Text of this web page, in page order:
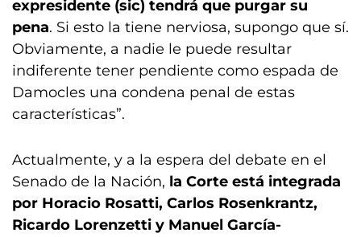
expresidente (sic) tendrá que purgar su
pena. Si esto la tiene nerviosa, supongo que sí.
Obviamente, a nadie le puede resultar
indiferente tener pendiente como espada de
Damocles una condena penal de estas
características”.
Actualmente, y a la espera del debate en el
Senado de la Nación, la Corte está integrada
por Horacio Rosatti, Carlos Rosenkrantz,
Ricardo Lorenzetti y Manuel García-